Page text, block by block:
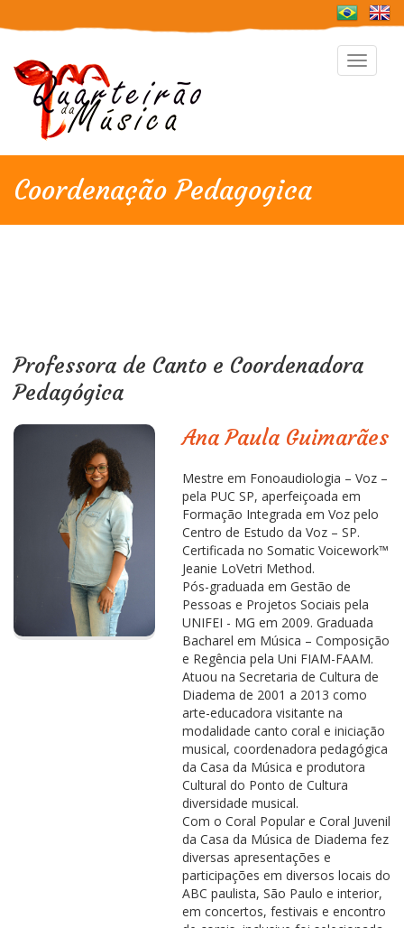
Toggle
Coordenação Pedagogica
Professora de Canto e Coordenadora
Pedagógica
Ana Paula Guimarães
Mestre em Fonoaudiologia – Voz –
pela PUC SP, aperfeiçoada em
Formação Integrada em Voz pelo
Centro de Estudo da Voz – SP.
Certificada no Somatic Voicework™
Jeanie LoVetri Method.
Pós-graduada em Gestão de
Pessoas e Projetos Sociais pela
UNIFEI - MG em 2009. Graduada
Bacharel em Música – Composição
e Regência pela Uni FIAM-FAAM.
Atuou na Secretaria de Cultura de
Diadema de 2001 a 2013 como
arte-educadora visitante na
modalidade canto coral e iniciação
musical, coordenadora pedagógica
da Casa da Música e produtora
Cultural do Ponto de Cultura
diversidade musical.
Com o Coral Popular e Coral Juvenil
da Casa da Música de Diadema fez
diversas apresentações e
participações em diversos locais do
ABC paulista, São Paulo e interior,
em concertos, festivais e encontro